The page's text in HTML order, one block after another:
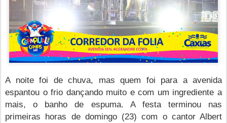
A noite foi de chuva, mas quem foi para a avenida
espantou o frio dançando muito e com um ingrediente a
mais, o banho de espuma. A festa terminou nas
primeiras horas de domingo (23) com o cantor Albert